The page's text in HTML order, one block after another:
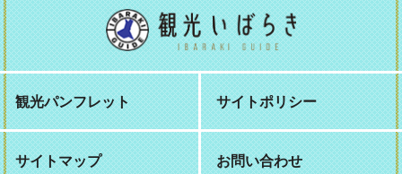
観光パンフレット サイトポリシー
サイトマップ お問い合わせ